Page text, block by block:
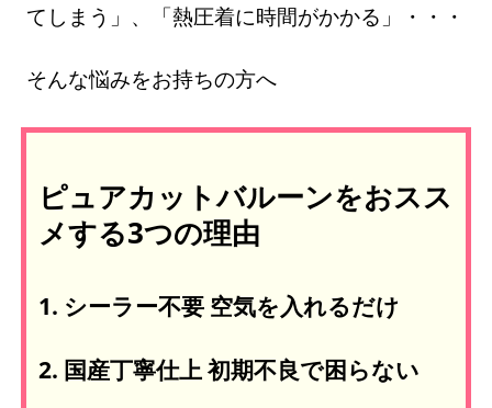
てしまう」、「熱圧着に時間がかかる」・・・
そんな悩みをお持ちの方へ
ピュアカットバルーンをおスス
メする3つの理由
1. シーラー不要 空気を入れるだけ
2. 国産丁寧仕上 初期不良で困らない